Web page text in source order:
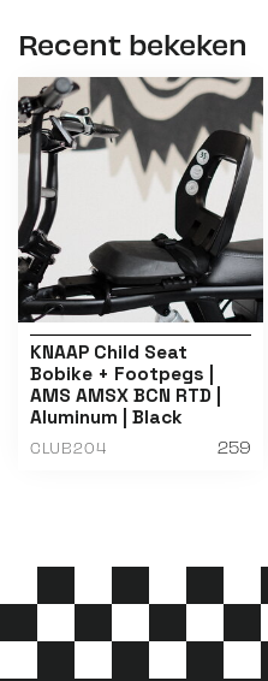
Recent bekeken
KNAAP Child Seat
Bobike + Footpegs |
AMS AMSX BCN RTD |
Aluminum | Black
CLUB204 259